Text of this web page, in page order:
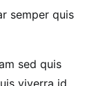
semper quis
sed quis
viverra id